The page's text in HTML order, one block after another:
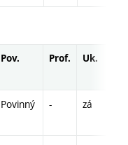
Pov. Prof. Uk.
Povinný - zá